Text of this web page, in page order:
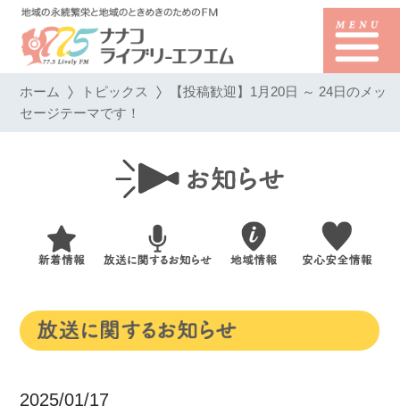
ホーム トピックス 【投稿歓迎】1月20日 ～ 24日のメッ
セージテーマです！
2025/01/17